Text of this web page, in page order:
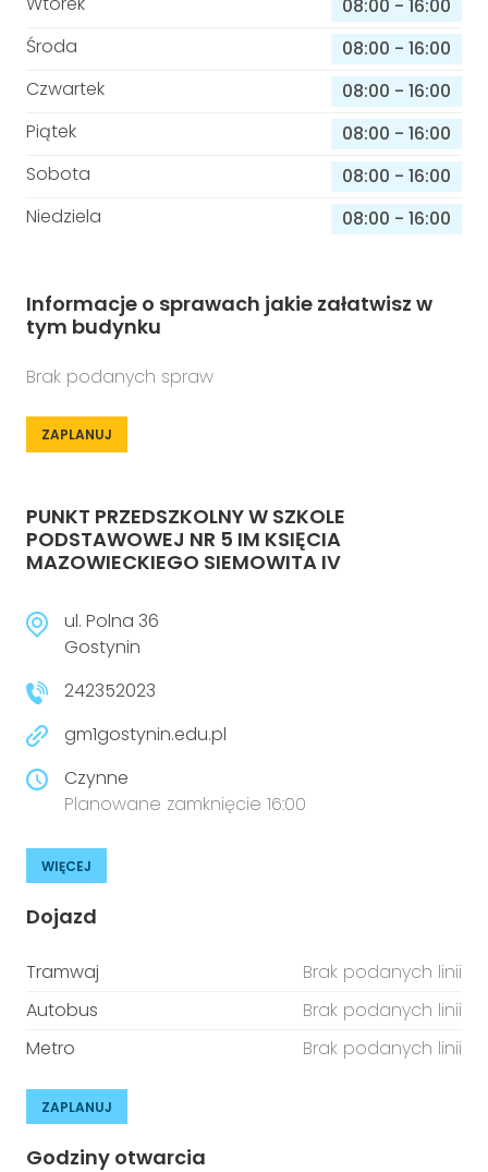
08:00 - 16:00
Środa
08:00 - 16:00
Czwartek
08:00 - 16:00
Piątek
08:00 - 16:00
Sobota
08:00 - 16:00
Niedziela
08:00 - 16:00
Informacje o sprawach jakie załatwisz w
tym budynku
Brak podanych spraw
ZAPLANUJ
PUNKT PRZEDSZKOLNY W SZKOLE
PODSTAWOWEJ NR 5 IM KSIĘCIA
MAZOWIECKIEGO SIEMOWITA IV
ul. Polna 36
Gostynin
242352023
gm1gostynin.edu.pl
Czynne
Planowane zamknięcie 16:00
WIĘCEJ
Dojazd
Tramwaj
Brak podanych linii
Autobus
Brak podanych linii
Metro
Brak podanych linii
ZAPLANUJ
Godziny otwarcia